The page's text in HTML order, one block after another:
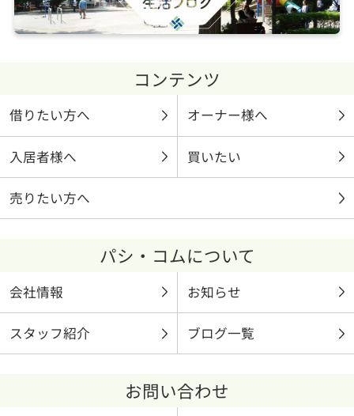
コンテンツ
借りたい方へ オーナー様へ
入居者様へ 買いたい
売りたい方へ
パシ・コムについて
会社情報 お知らせ
スタッフ紹介 ブログ一覧
お問い合わせ